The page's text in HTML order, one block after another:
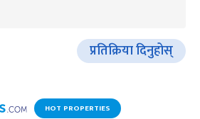
प्रतिक्रिया दिनुहोस्
HOT PROPERTIES